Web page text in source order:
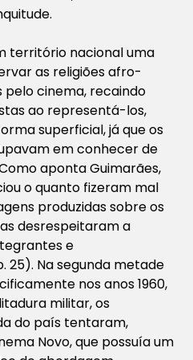
território nacional uma
as religiões afro-
pelo cinema, recaindo
ao representá-los,
superficial, já que os
em conhecer de
aponta Guimarães,
o quanto fizeram mal
produzidas sobre os
desrespeitaram a
e
25). Na segunda metade
nos anos 1960,
militar, os
do país tentaram,
Novo, que possuía um